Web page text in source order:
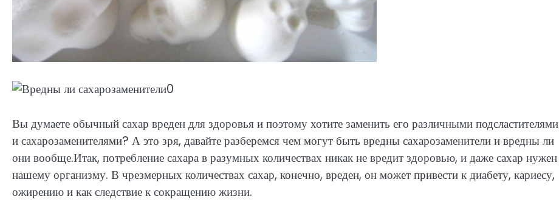
Вы думаете обычный сахар вреден для здоровья и поэтому хотите заменить его различными подсластителями
и сахарозаменителями? А это зря, давайте разберемся чем могут быть вредны сахарозаменители и вредны ли
они вообще.Итак, потребление сахара в разумных количествах никак не вредит здоровью, и даже сахар нужен
нашему организму. В чрезмерных количествах сахар, конечно, вреден, он может привести к диабету, кариесу,
ожирению и как следствие к сокращению жизни.